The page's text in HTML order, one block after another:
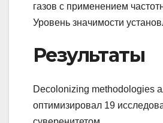
газов с применением
Уровень значимости
Результаты
Decolonizing methodologies
оптимизировал 19